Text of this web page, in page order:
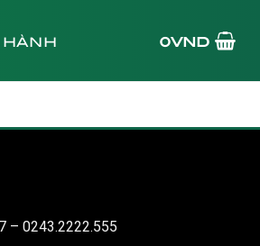
0VND
– 0243.2222.555